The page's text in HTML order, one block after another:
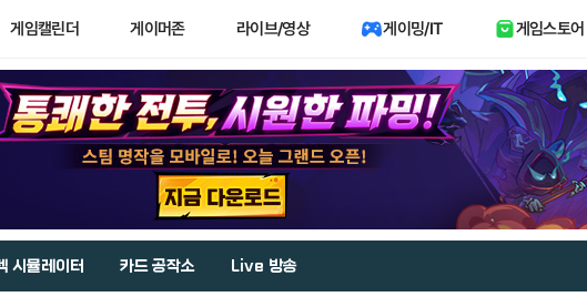
게임캘린더 게이머존 라이브/영상 게이밍/IT 게임스토어
시뮬레이터 카드 공작소 Live 방송